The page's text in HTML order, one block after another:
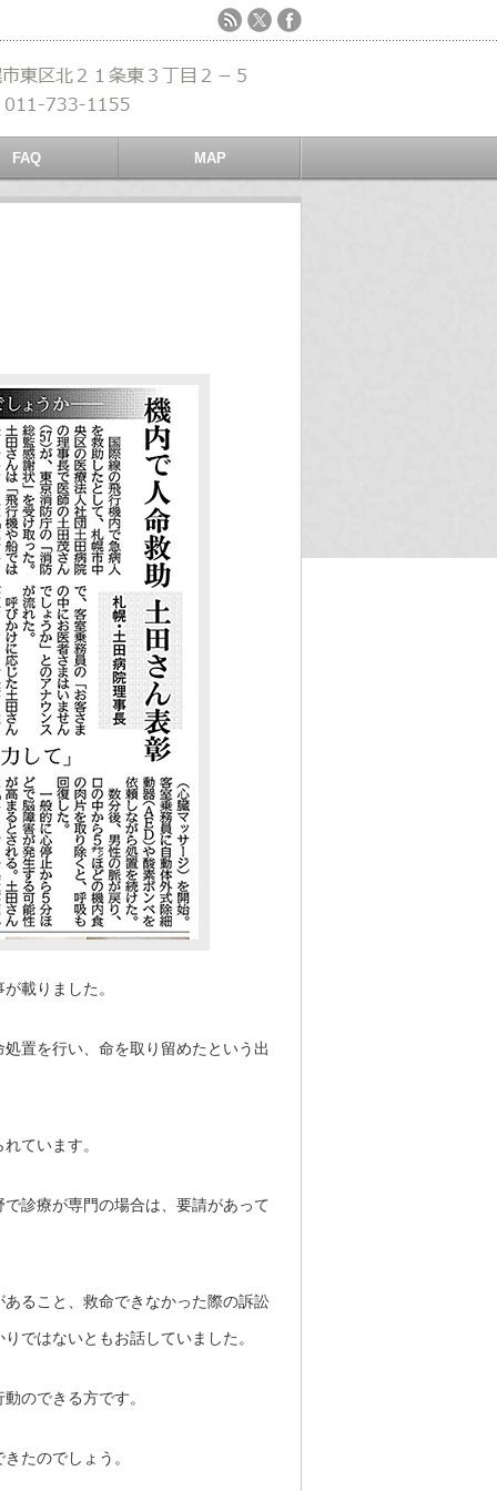
FAQ MAP
載りました。
置を行い、命を取り留めたという出
ています。
診療が専門の場合は、要請があって
ること、救命できなかった際の訴訟
ではないともお話していました。
のできる方です。
たのでしょう。